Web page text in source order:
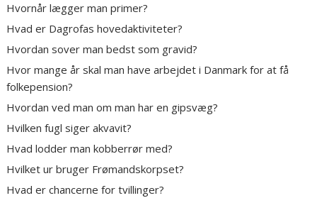
Hvornår lægger man primer?
Hvad er Dagrofas hovedaktiviteter?
Hvordan sover man bedst som gravid?
Hvor mange år skal man have arbejdet i Danmark for at få
folkepension?
Hvordan ved man om man har en gipsvæg?
Hvilken fugl siger akvavit?
Hvad lodder man kobberrør med?
Hvilket ur bruger Frømandskorpset?
Hvad er chancerne for tvillinger?